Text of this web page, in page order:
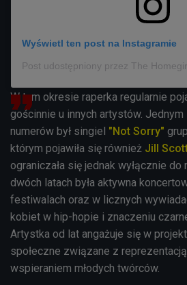
Wyświetl ten post na Instagramie
W tym okresie raperka regularnie
gościnnie u innych artystów. Jednym
numerów był singiel "Not Sorry"
którym pojawiła się również Jill
ograniczała się jednak wyłącznie
dwóch latach była aktywna
festiwalach oraz w licznych
kobiet w hip-hopie i znaczeniu
Artystka od lat angażuje się w
społeczne związane z
wspieraniem młodych twórców.